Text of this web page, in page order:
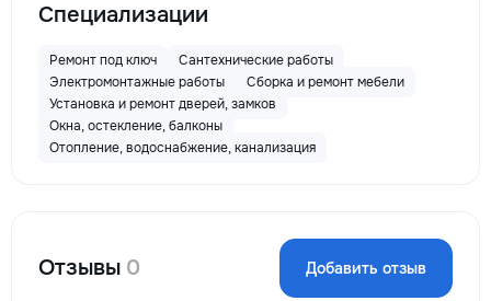
Специализации
Ремонт под ключ
Сантехнические работы
Электромонтажные работы
Сборка и ремонт мебели
Установка и ремонт дверей, замков
Окна, остекление, балконы
Отопление, водоснабжение, канализация
Отзывы 0 Добавить отзыв